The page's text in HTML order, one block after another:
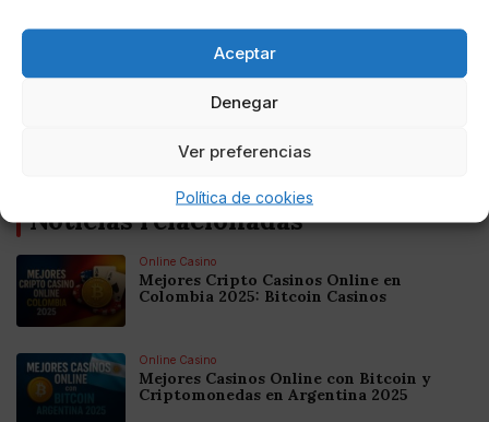
Aceptar
Denegar
Ver preferencias
Política de cookies
Noticias relacionadas
Online Casino
Mejores Cripto Casinos Online en
Colombia 2025: Bitcoin Casinos
Online Casino
Mejores Casinos Online con Bitcoin y
Criptomonedas en Argentina 2025